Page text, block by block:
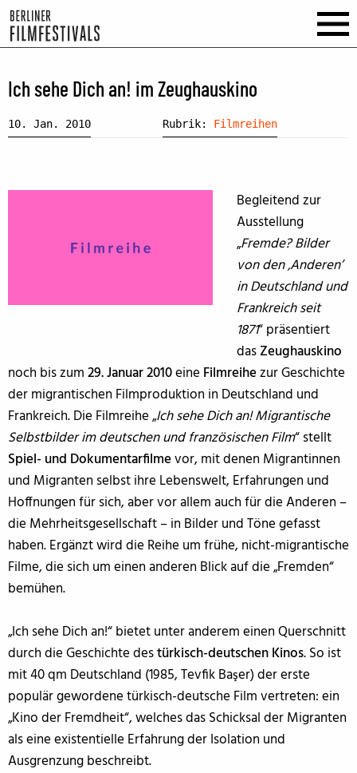
Ich sehe Dich an! im Zeughauskino
10. Jan. 2010 Rubrik: Filmreihen
Begleitend zur
Ausstellung
„Fremde? Bilder
von den ‚Anderen’
in Deutschland und
Frankreich seit
1871“ präsentiert
dasZeughauskino
noch bis zum29. Januar 2010eine Filmreihezur Geschichte
der migrantischen Filmproduktion in Deutschland und
Frankreich. Die Filmreihe „Ich sehe Dich an! Migrantische
Selbstbilder im deutschen und französischen Film“ stellt
Spiel- und Dokumentarfilmevor, mit denen Migrantinnen
und Migranten selbst ihre Lebenswelt, Erfahrungen und
Hoffnungen für sich, aber vor allem auch für die Anderen –
die Mehrheitsgesellschaft – in Bilder und Töne gefasst
haben. Ergänzt wird die Reihe um frühe, nicht-migrantische
Filme, die sich um einen anderen Blick auf die „Fremden“
bemühen.
„Ich sehe Dich an!“ bietet unter anderem einen Querschnitt
durch die Geschichte destürkisch-deutschen Kinos. So ist
mit 40 qm Deutschland (1985, Tevfik Başer) der erste
populär gewordene türkisch-deutsche Film vertreten: ein
„Kino der Fremdheit“, welches das Schicksal der Migranten
als eine existentielle Erfahrung der Isolation und
Ausgrenzung beschreibt.